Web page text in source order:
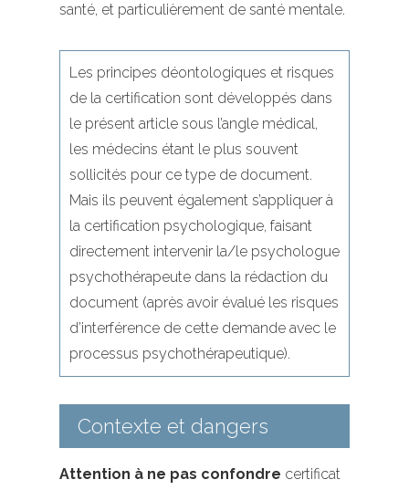
santé, et particulièrement de santé mentale.
Les principes déontologiques et risques
de la certification sont développés dans
le présent article sous l’angle médical,
les médecins étant le plus souvent
sollicités pour ce type de document.
Mais ils peuvent également s’appliquer à
la certification psychologique, faisant
directement intervenir la/le psychologue
psychothérapeute dans la rédaction du
document (après avoir évalué les risques
d’interférence de cette demande avec le
processus psychothérapeutique).
Contexte et dangers
Attention à ne pas confondre certificat